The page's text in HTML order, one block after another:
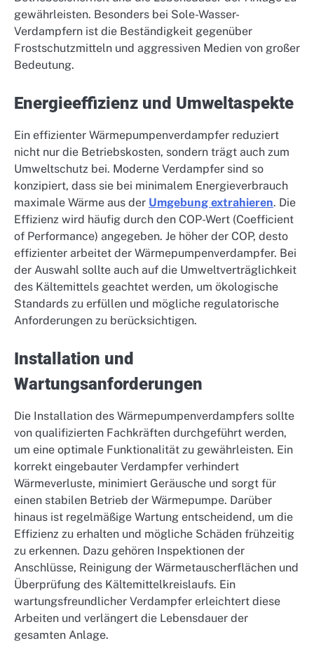
gewährleisten. Besonders bei Sole-Wasser-
Verdampfern ist die Beständigkeit gegenüber
Frostschutzmitteln und aggressiven Medien von großer
Bedeutung.
Energieeffizienz und Umweltaspekte
Ein effizienter Wärmepumpenverdampfer reduziert
nicht nur die Betriebskosten, sondern trägt auch zum
Umweltschutz bei. Moderne Verdampfer sind so
konzipiert, dass sie bei minimalem Energieverbrauch
maximale Wärme aus der Umgebung extrahieren. Die
Effizienz wird häufig durch den COP-Wert (Coefficient
of Performance) angegeben. Je höher der COP, desto
effizienter arbeitet der Wärmepumpenverdampfer. Bei
der Auswahl sollte auch auf die Umweltverträglichkeit
des Kältemittels geachtet werden, um ökologische
Standards zu erfüllen und mögliche regulatorische
Anforderungen zu berücksichtigen.
Installation und
Wartungsanforderungen
Die Installation des Wärmepumpenverdampfers sollte
von qualifizierten Fachkräften durchgeführt werden,
um eine optimale Funktionalität zu gewährleisten. Ein
korrekt eingebauter Verdampfer verhindert
Wärmeverluste, minimiert Geräusche und sorgt für
einen stabilen Betrieb der Wärmepumpe. Darüber
hinaus ist regelmäßige Wartung entscheidend, um die
Effizienz zu erhalten und mögliche Schäden frühzeitig
zu erkennen. Dazu gehören Inspektionen der
Anschlüsse, Reinigung der Wärmetauscherflächen und
Überprüfung des Kältemittelkreislaufs. Ein
wartungsfreundlicher Verdampfer erleichtert diese
Arbeiten und verlängert die Lebensdauer der
gesamten Anlage.